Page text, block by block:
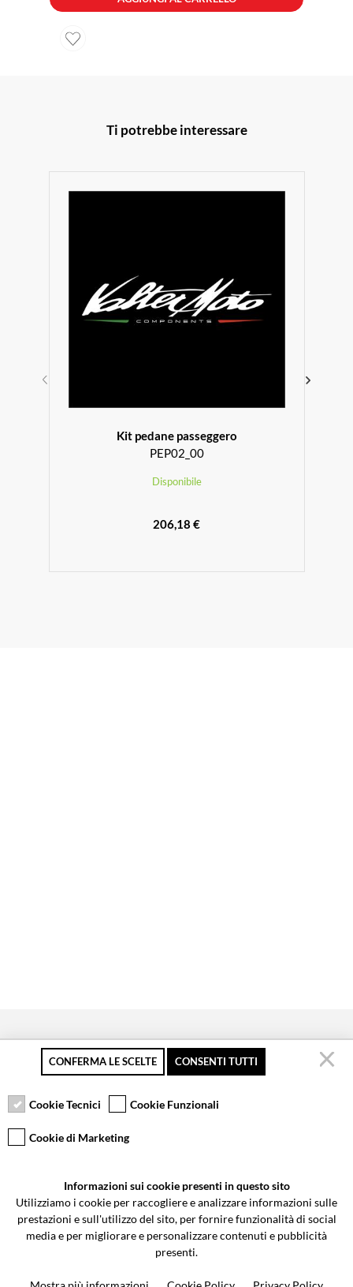
Ti potrebbe interessare
Kit pedane passeggero
PEP02_00
Disponibile
206,18 €
Pagamento sicuro
Resi gratuiti fino a 30
Servizio clienti
Via Galileo Galilei 5 | Verano Brianza (MB) 20843 | ITALY
0362-805407-info@valtermoto.com
CONFERMA LE SCELTE CONSENTI TUTTI
Cookie Tecnici Cookie Funzionali
Cookie di Marketing
Informazioni sui cookie presenti in questo sito
Utilizziamo i cookie per raccogliere e analizzare informazioni sulle
prestazioni e sull'utilizzo del sito, per fornire funzionalità di social
media e per migliorare e personalizzare contenuti e pubblicità
presenti.